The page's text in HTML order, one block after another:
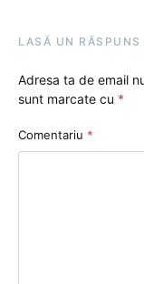
LASĂ UN RĂSPUNS
Adresa ta de email
sunt marcate cu *
Comentariu *